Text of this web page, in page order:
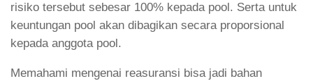
risiko tersebut sebesar 100% kepada pool. Serta untuk
keuntungan pool akan dibagikan secara proporsional
kepada anggota pool.
Memahami mengenai reasuransi bisa jadi bahan